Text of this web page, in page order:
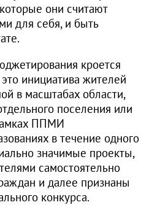
они считают
для себя, и быть
кроется
инициатива жителей
в масштабах области,
поселения или
ППМИ
в течение одного
значимые проекты,
самостоятельно
и далее признаны
конкурса.